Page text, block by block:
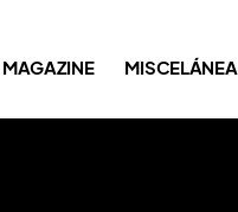
MAGAZINE MISCELÁNEA